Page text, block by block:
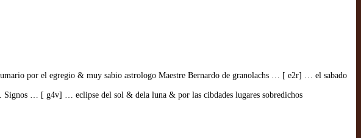
por el egregio & muy sabio astrologo Maestre Bernardo de granolachs … [ e2r] … el sabado
… [ g4v] … eclipse del sol & dela luna & por las cibdades lugares sobredichos